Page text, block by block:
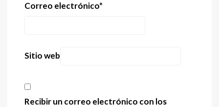
Correo electrónico*
Sitio web
Recibir un correo electrónico con los